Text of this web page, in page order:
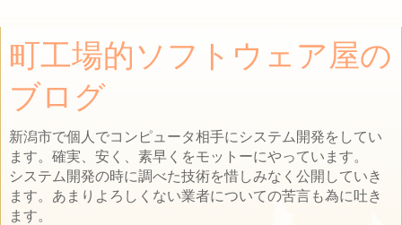
町工場的ソフトウェア屋の
ブログ
新潟市で個人でコンピュータ相手にシステム開発をしてい
ます。確実、安く、素早くをモットーにやっています。
システム開発の時に調べた技術を惜しみなく公開していき
ます。あまりよろしくない業者についての苦言も為に吐き
ます。